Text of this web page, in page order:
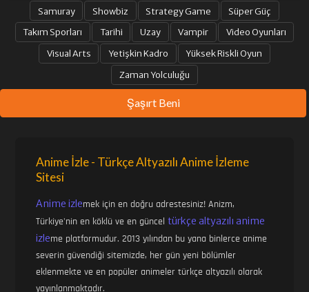
Samuray
Showbiz Strategy Game
Süper Güç
Takım Sporları
Tarihi Uzay Vampir
Video Oyunları
Visual Arts
Yetişkin Kadro
Yüksek Riskli Oyun
Zaman Yolculuğu
Şaşırt Beni
Anime İzle - Türkçe Altyazılı Anime İzleme
Sitesi
Anime izlemek için en doğru adrestesiniz! Anizm,
Türkiye'nin en köklü ve en günceltürkçe altyazılı anime
izleme platformudur. 2013 yılından bu yana binlerce anime
severin güvendiği sitemizde, her gün yeni bölümler
eklenmekte ve en popüler animeler türkçe altyazılı olarak
yayınlanmaktadır.